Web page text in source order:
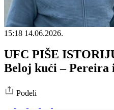
15:18 14.06.2026.
UFC PIŠE
Beloj kući – Pereira
Podeli